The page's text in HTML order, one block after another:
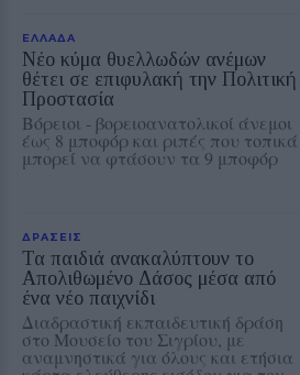
ΕΛΛΑΔΑ
Νέο κύμα θυελλωδών ανέμων
θέτει σε επιφυλακή την Πολιτική
Προστασία
Βόρειοι - βορειοανατολικοί άνεμοι
έως 8 μποφόρ και ριπές που τοπικά
μπορεί να φτάσουν τα 9 μποφόρ
ΔΡΑΣΕΙΣ
Τα παιδιά ανακαλύπτουν το
Απολιθωμένο Δάσος μέσα από
ένα νέο παιχνίδι
Διαδραστική εκπαιδευτική δράση
στο Μουσείο του Σιγρίου, με
αναμνηστικά για όλους και ετήσια